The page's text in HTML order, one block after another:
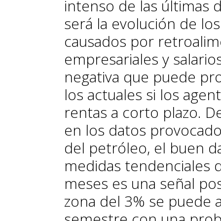
intenso de las últimas
será la evolución de
causados por
empresariales y
negativa que puede
los actuales si los
rentas a corto plazo.
en los datos
del petróleo, el buen
medidas tendenciales
meses es una señal
zona del 3% se puede